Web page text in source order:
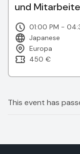
und
01:00 PM -
Japanese
Europa
450 €
This event has